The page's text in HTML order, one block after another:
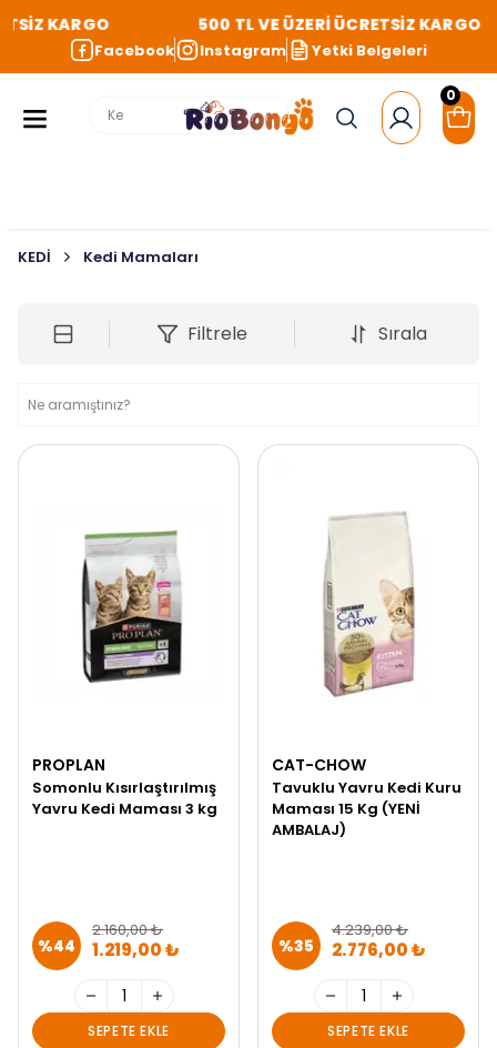
KARGO 500 TL VE ÜZERİ ÜCRETSİZ KARGO
Facebook Instagram Yetki Belgeleri
0
KEDİ Kedi Mamaları
Filtrele Sırala
PROPLAN
Somonlu Kısırlaştırılmış
Yavru Kedi Maması 3 kg
%44
2.160,00 ₺
1.219,00 ₺
SEPETE EKLE
CAT-CHOW
Tavuklu Yavru Kedi Kuru
Maması 15 Kg (YENİ
AMBALAJ)
%35
4.239,00 ₺
2.776,00 ₺
SEPETE EKLE